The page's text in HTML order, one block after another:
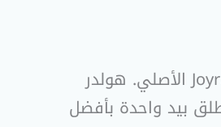
اشتري حامل موبايل Joyroom JR-ZS259 Dashboard الأصلي. هولدر
بيد واحدة بأفضل